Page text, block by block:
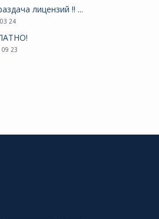
лицензий !! ...
24
09 23